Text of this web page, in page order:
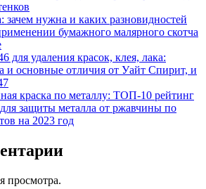
зачем нужна и каких разновидностей
бумажного малярного скотча
для удаления красок, клея, лака:
и основные отличия от Уайт Спирит, и
краска по металлу: ТОП-10 рейтинг
защиты металла от ржавчины по
на 2023 год
просмотра.